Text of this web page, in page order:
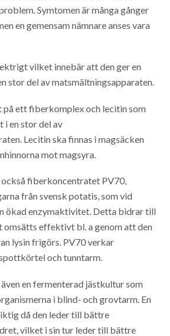
Symtomen är många gånger
en gemensam nämnare anses vara
vilket innebär att den ger en
stor del av matsmältningsapparaten.
på ett fiberkomplex och lecitin som
i en stor del av
Lecitin ska finnas i magsäcken
mot magsyra.
också fiberkoncentratet PV70,
från svensk potatis, som vid
ökad enzymaktivitet. Detta bidrar till
effektivt bl. a genom att den
lysin frigörs. PV70 verkar
och tunntarm.
en fermenterad jästkultur som
i blind- och grovtarm. En
då den leder till bättre
vilket i sin tur leder till bättre